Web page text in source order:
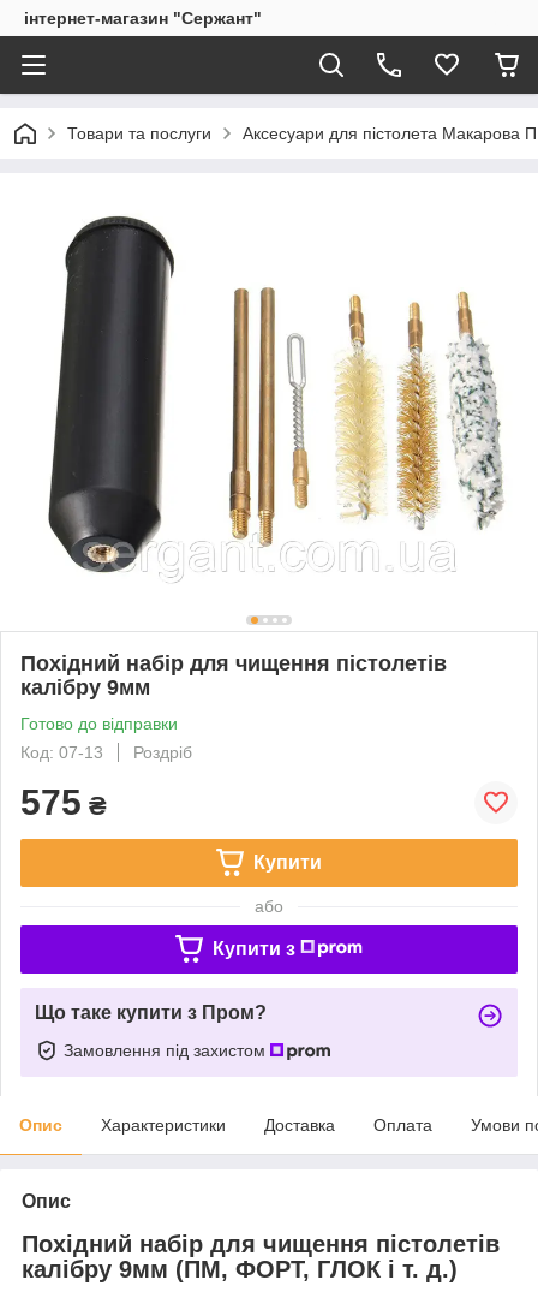
інтернет-магазин "Сержант"
Товари та послуги Аксесуари для пістолета Макарова
Похідний набір для чищення пістолетів
калібру 9мм
Готово до відправки
Код: 07-13
Роздріб
575 ₴
Купити
або
Купити з
Що таке купити з Пром?
Замовлення під захистом
Опис Характеристики Доставка Оплата Умови
Опис
Похідний набір для чищення пістолетів
калібру 9мм (ПМ, ФОРТ, ГЛОК і т. д.)